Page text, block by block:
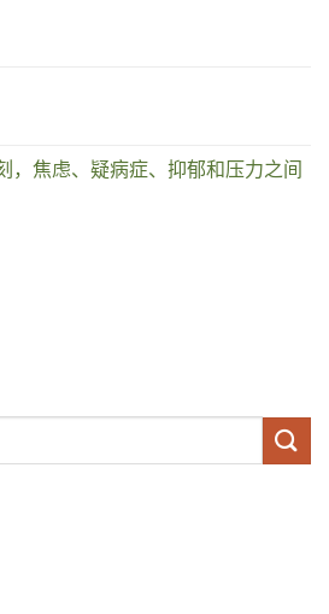
，焦虑、疑病症、抑郁和压力之间